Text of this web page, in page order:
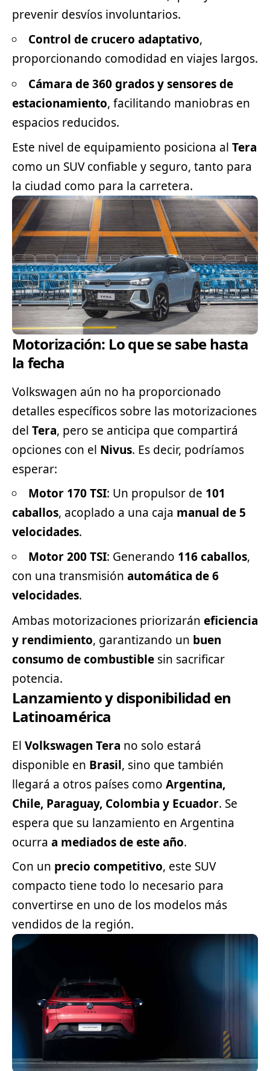
prevenir desvíos involuntarios.
Control de crucero adaptativo,
proporcionando comodidad en viajes largos.
Cámara de 360 grados y sensores de
estacionamiento, facilitando maniobras en
espacios reducidos.
Este nivel de equipamiento posiciona al Tera
como un SUV confiable y seguro, tanto para
la ciudad como para la carretera.
Motorización: Lo que se sabe hasta
la fecha
Volkswagen aún no ha proporcionado
detalles específicos sobre las motorizaciones
del Tera, pero se anticipa que compartirá
opciones con el Nivus. Es decir, podríamos
esperar:
Motor 170 TSI: Un propulsor de 101
caballos, acoplado a una caja manual de 5
velocidades.
Motor 200 TSI: Generando 116 caballos,
con una transmisión automática de 6
velocidades.
Ambas motorizaciones priorizarán eficiencia
y rendimiento, garantizando un buen
consumo de combustible sin sacrificar
potencia.
Lanzamiento y disponibilidad en
Latinoamérica
El Volkswagen Tera no solo estará
disponible en Brasil, sino que también
llegará a otros países como Argentina,
Chile, Paraguay, Colombia y Ecuador. Se
espera que su lanzamiento en Argentina
ocurra a mediados de este año.
Con un precio competitivo, este SUV
compacto tiene todo lo necesario para
convertirse en uno de los modelos más
vendidos de la región.